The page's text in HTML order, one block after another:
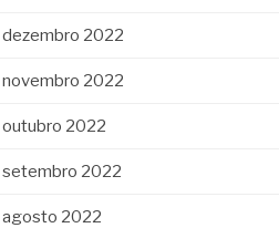
dezembro 2022
novembro 2022
outubro 2022
setembro 2022
agosto 2022